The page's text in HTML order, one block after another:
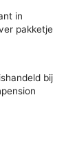
in
pakketje
bij